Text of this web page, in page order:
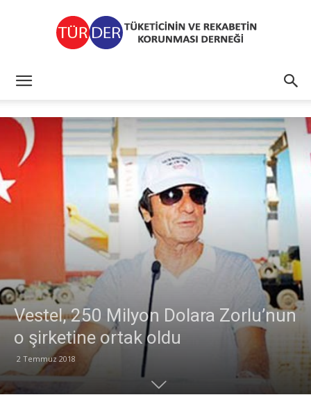
Vestel, 250 Milyon Dolara Zorlu’nun
o şirketine ortak oldu
2 Temmuz 2018